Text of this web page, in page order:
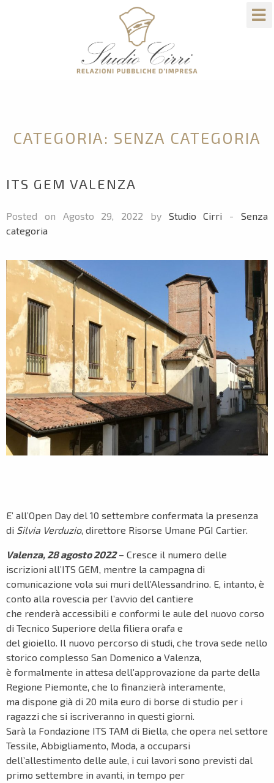
CATEGORIA: SENZA CATEGORIA
ITS GEM VALENZA
Posted on Agosto 29, 2022 by Studio Cirri -Senza
categoria
E’ all’Open Day del 10 settembre confermata la presenza
di Silvia Verduzio, direttore Risorse Umane PGI Cartier.
Valenza, 28 agosto 2022 – Cresce il numero delle
iscrizioni all’ITS GEM, mentre la campagna di
comunicazione vola sui muri dell’Alessandrino. E, intanto, è
conto alla rovescia per l’avvio del cantiere
che renderà accessibili e conformi le aule del nuovo corso
di Tecnico Superiore della filiera orafa e
del gioiello. Il nuovo percorso di studi, che trova sede nello
storico complesso San Domenico a Valenza,
è formalmente in attesa dell’approvazione da parte della
Regione Piemonte, che lo finanzierà interamente,
ma dispone già di 20 mila euro di borse di studio per i
ragazzi che si iscriveranno in questi giorni.
Sarà la Fondazione ITS TAM di Biella, che opera nel settore
Tessile, Abbigliamento, Moda, a occuparsi
dell’allestimento delle aule, i cui lavori sono previsti dal
primo settembre in avanti, in tempo per